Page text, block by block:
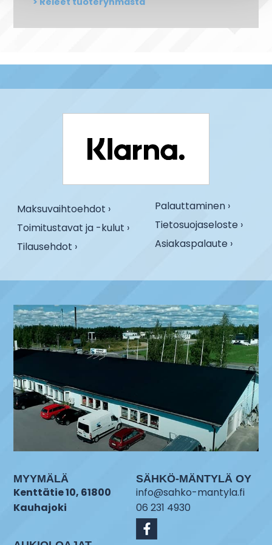
Maksuvaihtoehdot ›
Toimitustavat ja -kulut ›
Tilausehdot ›
Palauttaminen ›
Tietosuojaseloste ›
Asiakaspalaute ›
MYYMÄLÄ
Kenttätie 10, 61800
Kauhajoki
SÄHKÖ-MÄNTYLÄ OY
info@sahko-mantyla.fi
06 231 4930